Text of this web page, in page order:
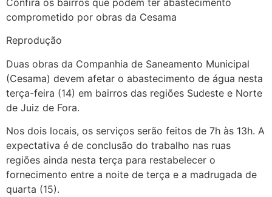
comprometido por obras da Cesama
Reprodução
Duas obras da Companhia de Saneamento Municipal
(Cesama) devem afetar o abastecimento de água nesta
terça-feira (14) em bairros das regiões Sudeste e Norte
de Juiz de Fora.
Nos dois locais, os serviços serão feitos de 7h às 13h. A
expectativa é de conclusão do trabalho nas ruas
regiões ainda nesta terça para restabelecer o
fornecimento entre a noite de terça e a madrugada de
quarta (15).